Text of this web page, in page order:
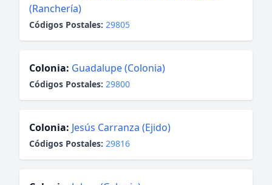
(Ranchería)
Códigos Postales: 29805
Colonia: Guadalupe (Colonia)
Códigos Postales: 29800
Colonia: Jesús Carranza (Ejido)
Códigos Postales: 29816